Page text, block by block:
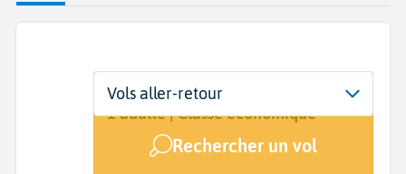
Départ
Paris (PAR)
Dates
Dates de votre voyage
Voyageurs | Classe
1 adulte | Classe économique
Rechercher un vol
Vols aller-retour